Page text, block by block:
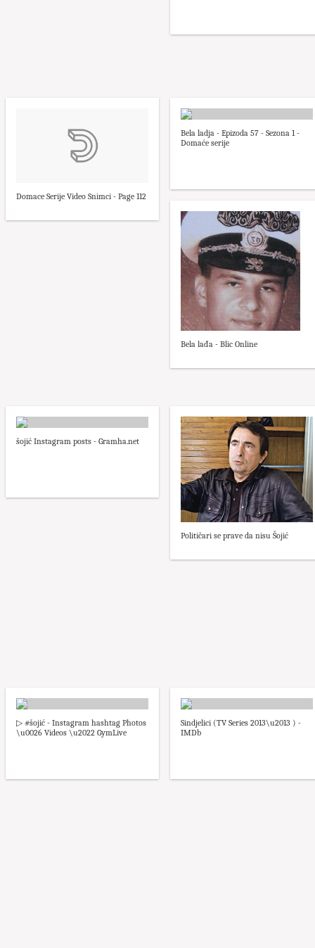
Domace Serije Video Snimci - Page 112
Bela ladja - Epizoda 57 - Sezona 1 -
Domaće serije
Bela lađa - Blic Online
šojić Instagram posts - Gramha.net
Političari se prave da nisu Šojić
▷ #šojić - Instagram hashtag Photos
\u0026 Videos \u2022 GymLive
Sindjelici (TV Series 2013\u2013 ) -
IMDb